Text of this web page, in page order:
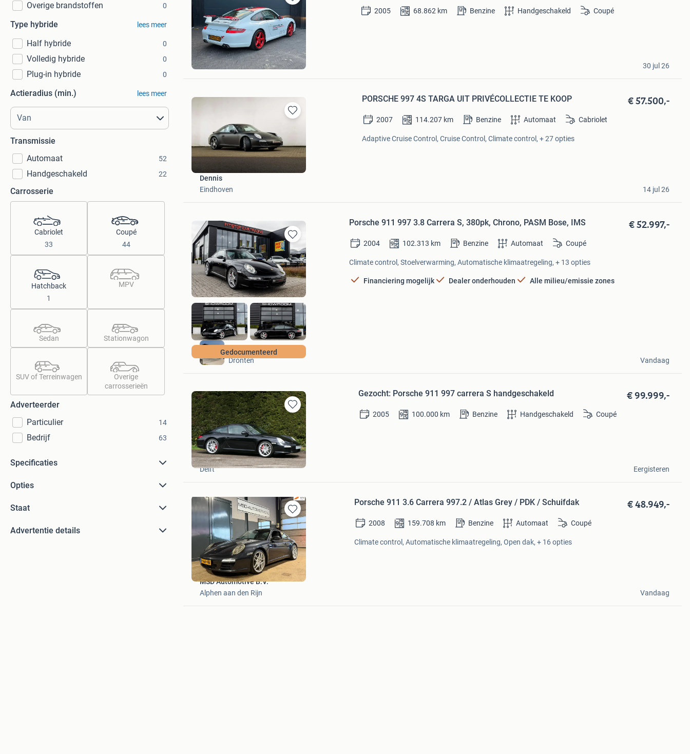
Overige brandstoffen 0
Type hybride lees meer
Half hybride 0
Volledig hybride 0
Plug-in hybride 0
Actieradius (min.) lees meer
Transmissie
Automaat
52
Handgeschakeld 22
Carrosserie
Cabriolet
33
Coupé
44
Hatchback
1
MPV
Sedan Stationwagon
SUV of Terreinwagen
Overige
carrosserieën
Adverteerder
Particulier
14
Bedrijf 63
Specificaties
Opties
Staat
Advertentie details
Bewaren
in
Mijn
Favorieten
2005 68.862 km Benzine Handgeschakeld Coupé
Pronk
Ommen
30 jul 26
Bewaren
Mijn
Favorieten
PORSCHE 997 4S TARGA UIT PRIVÉCOLLECTIE TE KOOP € 57.500,-
2007 114.207 km Benzine Automaat Cabriolet
Adaptive Cruise Control, Cruise Control, Climate control, + 27 opties
Dennis
Eindhoven
14 jul 26
Bewaren
in
Mijn
Favorieten
Gedocumenteerd
Porsche 911 997 3.8 Carrera S, 380pk, Chrono, PASM Bose, IMS € 52.997,-
2004 102.313 km Benzine Automaat Coupé
Climate control, Stoelverwarming, Automatische klimaatregeling, + 13 opties
Financiering mogelijk Dealer onderhouden Alle milieu/emissie zones
Pitstop Car Trading B.V.
Dronten
Vandaag
Bewaren
in
Mijn
Favorieten
Gezocht: Porsche 911 997 carrera S handgeschakeld € 99.999,-
2005 100.000 km Benzine Handgeschakeld Coupé
EB
Delft
Eergisteren
Bewaren
in
Mijn
Favorieten
Porsche 911 3.6 Carrera 997.2 / Atlas Grey / PDK / Schuifdak € 48.949,-
2008 159.708 km Benzine Automaat Coupé
Climate control, Automatische klimaatregeling, Open dak, + 16 opties
MSD Automotive B.V.
Alphen aan den Rijn
Vandaag